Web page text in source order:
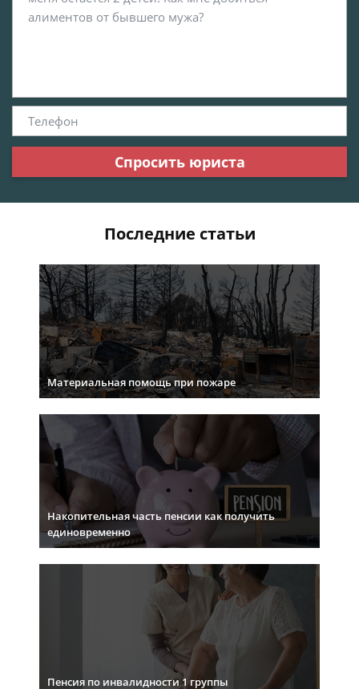
Спросить юриста
Последние статьи
Материальная помощь при пожаре
Накопительная часть пенсии как получить
единовременно
Пенсия по инвалидности 1 группы